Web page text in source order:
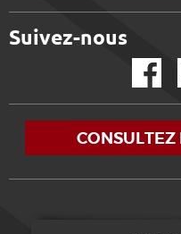
Suivez-nous
CONSULTEZ